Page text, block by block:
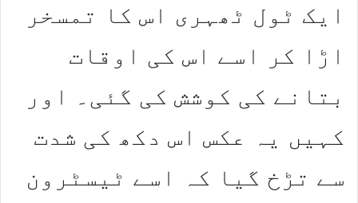
ایک ٹول ٹھہری اس کا تمسخر
اڑا کر اسے اس کی اوقات
بتانے کی کوشش کی گئی۔ اور
کہیں یہ عکس اس دکھ کی شدت
سے تڑخ گیا کہ اسے ٹیسٹرون